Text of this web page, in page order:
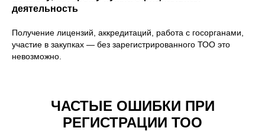
деятельность
Получение лицензий, аккредитаций, работа с госорганами,
участие в закупках — без зарегистрированного ТОО это
невозможно.
ЧАСТЫЕ ОШИБКИ ПРИ
РЕГИСТРАЦИИ ТОО